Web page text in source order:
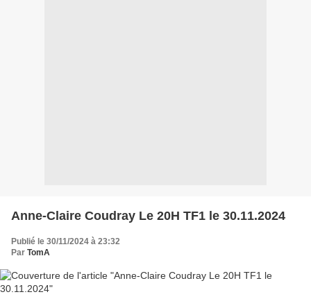
Anne-Claire Coudray Le 20H TF1 le 30.11.2024
Publié le 30/11/2024 à 23:32
Par TomA